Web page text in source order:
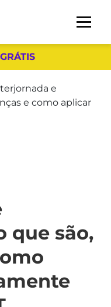
e
e como aplicar
que são,